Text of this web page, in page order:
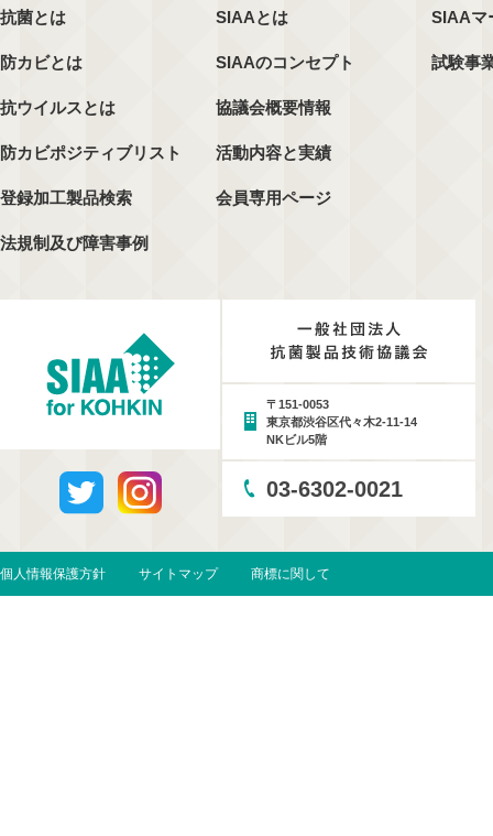
抗菌とは
防カビとは
抗ウイルスとは
防カビポジティブリスト
登録加工製品検索
法規制及び障害事例
SIAAとは
SIAAのコンセプト
協議会概要情報
活動内容と実績
会員専用ページ
SIAAマ
試験事
〒151-0053
東京都渋谷区代々木2-11-14
NKビル5階
03-6302-0021
個人情報保護方針 サイトマップ 商標に関して